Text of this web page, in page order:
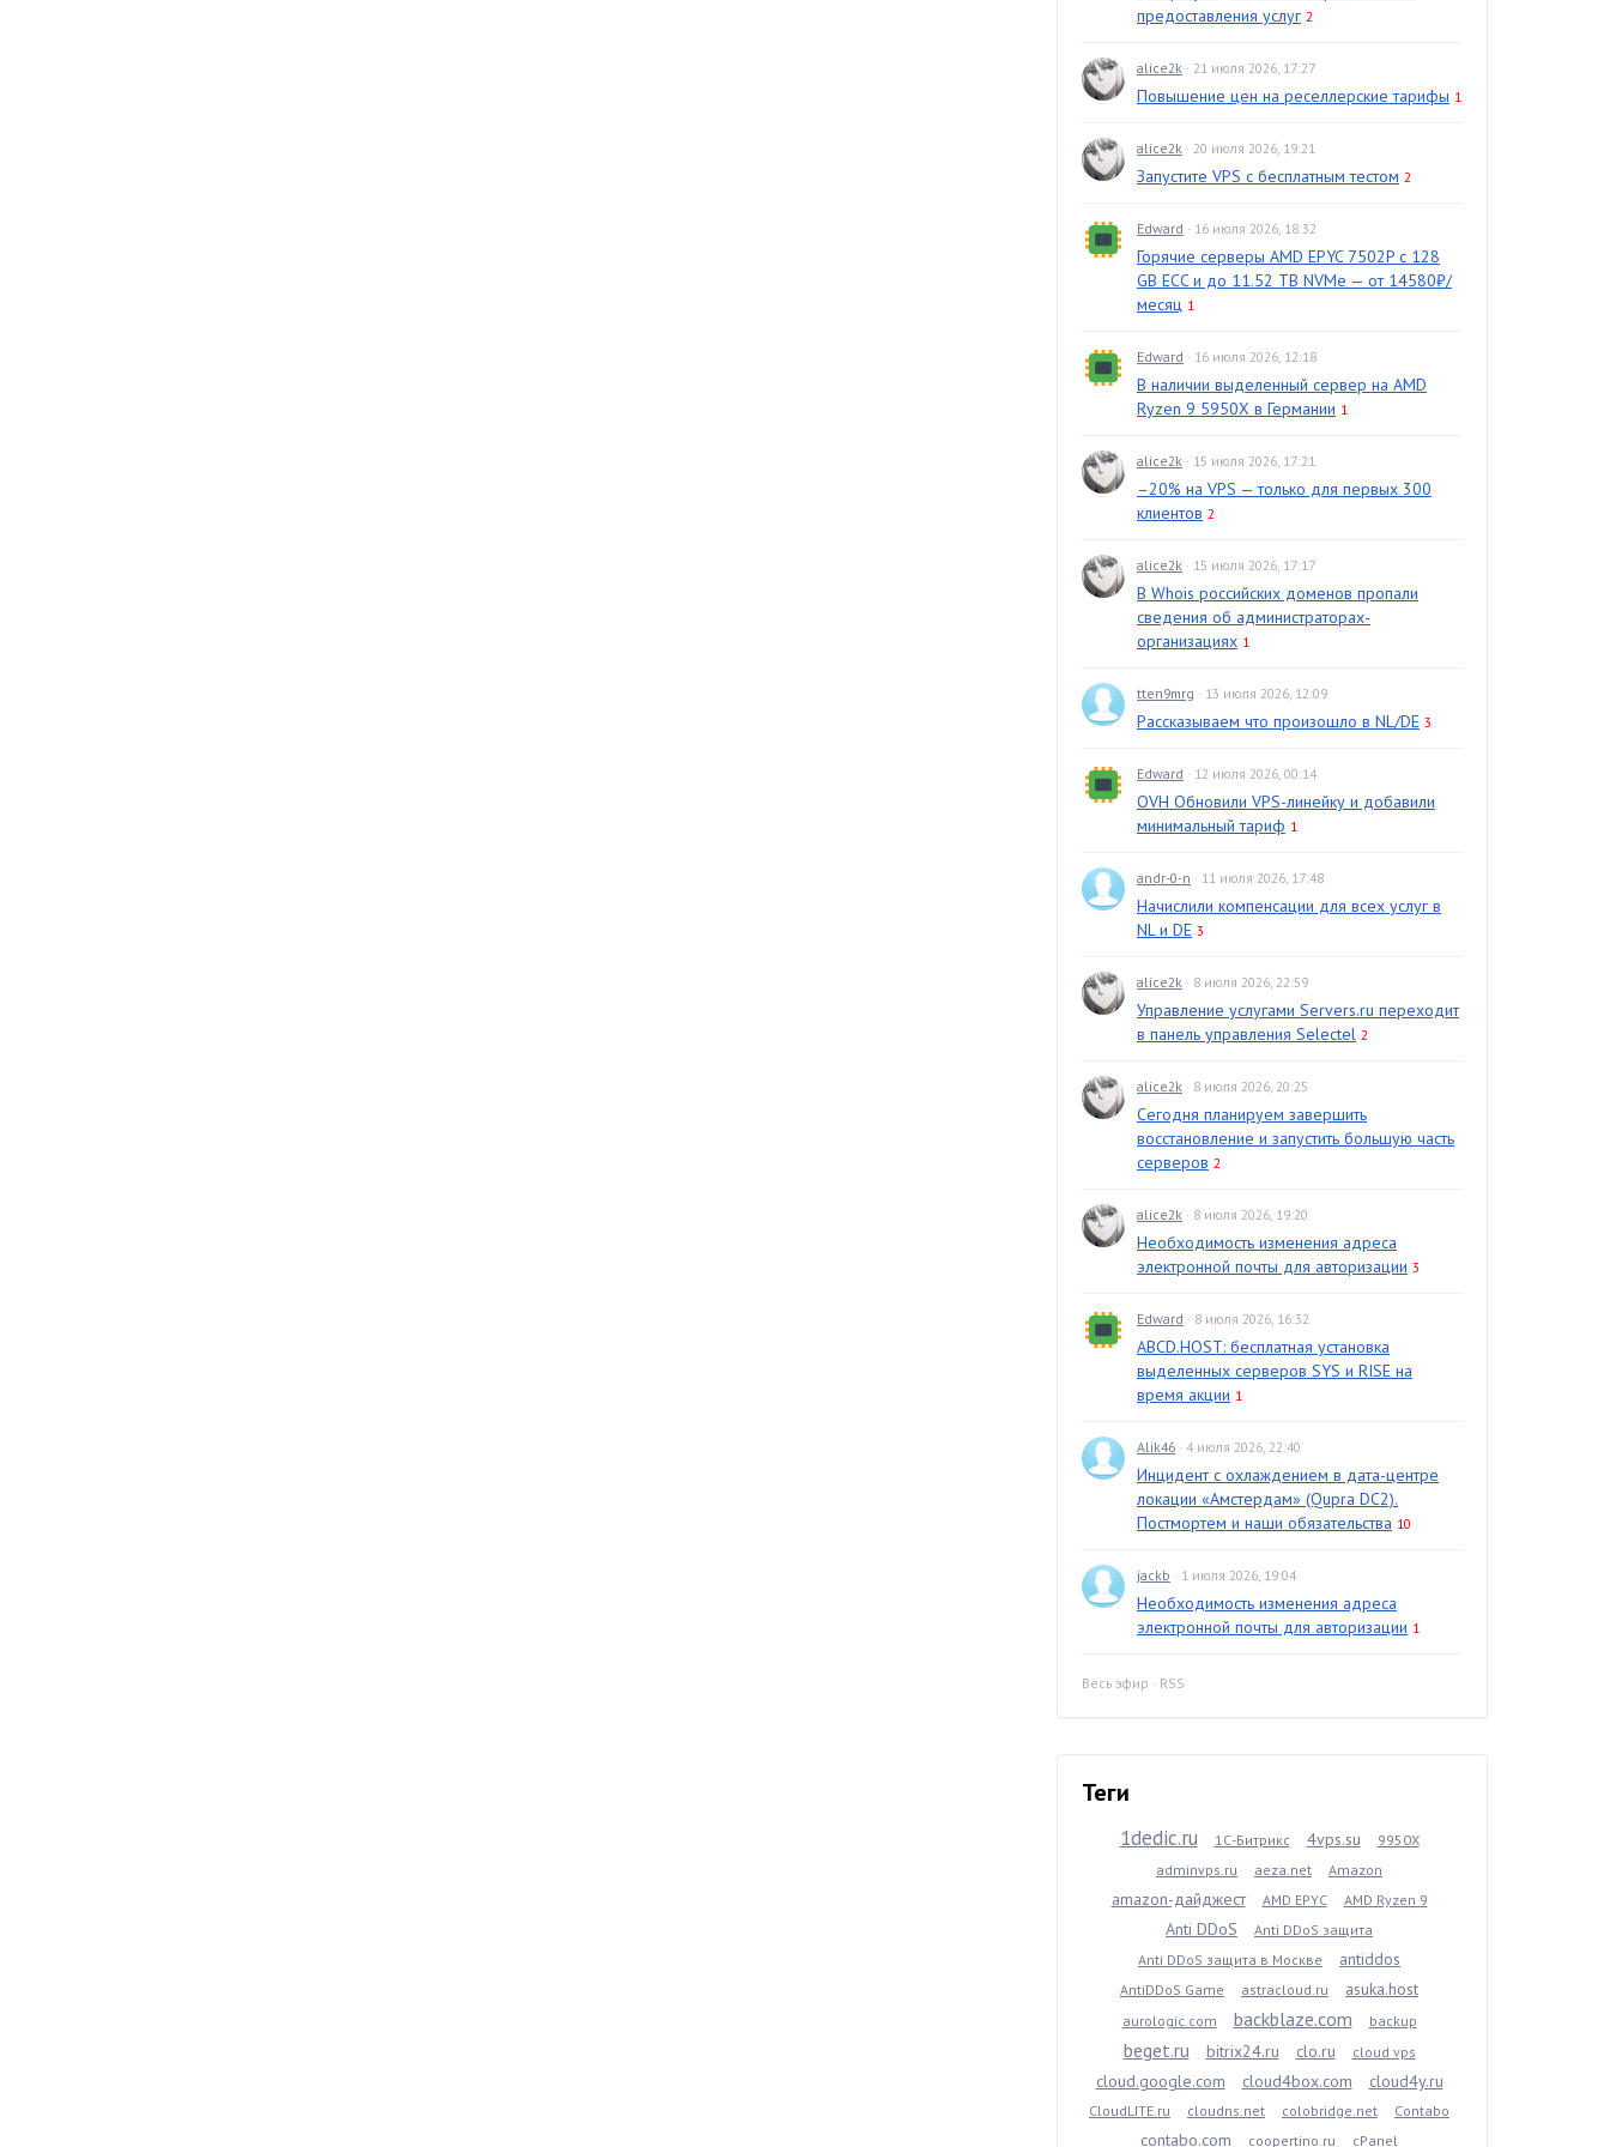
предоставления услуг 2
alice2k · 21 июля 2026, 17:27
Повышение цен на реселлерские тарифы 1
alice2k · 20 июля 2026, 19:21
Запустите VPS с бесплатным тестом 2
Edward · 16 июля 2026, 18:32
Горячие серверы AMD EPYC 7502P с 128
GB ECC и до 11.52 TB NVMe — от 14580₽/
месяц 1
Edward · 16 июля 2026, 12:18
В наличии выделенный сервер на AMD
Ryzen 9 5950X в Германии 1
alice2k · 15 июля 2026, 17:21
–20% на VPS — только для первых 300
клиентов 2
alice2k · 15 июля 2026, 17:17
В Whois российских доменов пропали
сведения об администраторах-
организациях 1
tten9mrg · 13 июля 2026, 12:09
Рассказываем что произошло в NL/DE 3
Edward · 12 июля 2026, 00:14
OVH Обновили VPS-линейку и добавили
минимальный тариф 1
andr-0-n · 11 июля 2026, 17:48
Начислили компенсации для всех услуг в
NL и DE 3
alice2k · 8 июля 2026, 22:59
Управление услугами Servers.ru переходит
в панель управления Selectel 2
alice2k · 8 июля 2026, 20:25
Сегодня планируем завершить
восстановление и запустить большую часть
серверов 2
alice2k · 8 июля 2026, 19:20
Необходимость изменения адреса
электронной почты для авторизации 3
Edward · 8 июля 2026, 16:32
ABCD.HOST: бесплатная установка
выделенных серверов SYS и RISE на
время акции 1
Alik46 · 4 июля 2026, 22:40
Инцидент с охлаждением в дата-центре
локации «Амстердам» (Qupra DC2).
Постмортем и наши обязательства 10
jackb · 1 июля 2026, 19:04
Необходимость изменения адреса
электронной почты для авторизации 1
Весь эфир · RSS
Теги
1dedic.ru 1С-Битрикс 4vps.su
9950X
adminvps.ru
aeza.net Amazon
amazon-дайджест AMD EPYC AMD Ryzen 9
Anti DDoS
Anti DDoS защита
Anti DDoS защита в Москве
antiddos
AntiDDoS Game astracloud.ru asuka.host
aurologic.com backblaze.com backup
beget.ru bitrix24.ru clo.ru cloud vps
cloud.google.com cloud4box.com cloud4y.ru
CloudLITE.ru cloudns.net colobridge.net Contabo
contabo.com coopertino.ru cPanel